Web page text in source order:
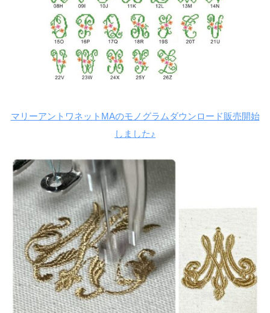
マリーアントワネットMAのモノグラムダウンロード販売開始
しました♪